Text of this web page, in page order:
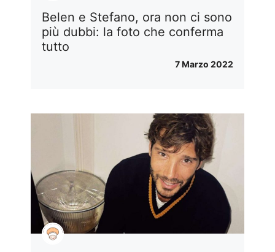
Belen e Stefano, ora non ci sono
più dubbi: la foto che conferma
tutto
7 Marzo 2022